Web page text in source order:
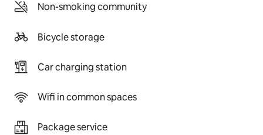
Non-smoking community
Bicycle storage
Car charging station
Wifi in common spaces
Package service